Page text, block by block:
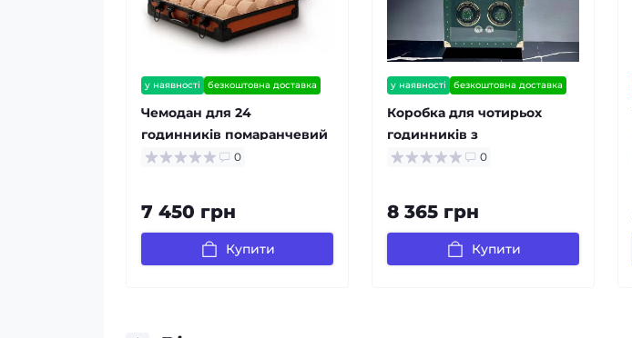
у наявності
безкоштовна доставка
Чемодан для 24
годинників помаранчевий
0
7 450 грн
Купити
у наявності
безкоштовна доставка
Коробка для чотирьох
годинників з
автопідзаводом зелена
0
8 365 грн
Купити